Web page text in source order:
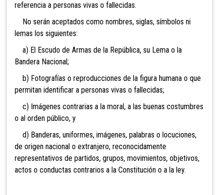
referencia a personas vivas o fallecidas.
No serán aceptados como nombres, siglas, símbolos ni
lemas los siguientes:
a) El Escudo de Armas de la República, su Lema o la
Bandera Nacional;
b) Fotografías o reproducciones de la figura humana o que
permitan identificar a personas vivas o fallecidas;
c) Imágenes contrarias a la moral, a las buenas costumbres
o al orden público, y
d) Banderas, uniformes, imágenes, palabras o locuciones,
de origen nacional o extranjero, reconocidamente
representativos de partidos, grupos, movimientos, objetivos,
actos o conductas contrarios a la Constitución o a la ley.